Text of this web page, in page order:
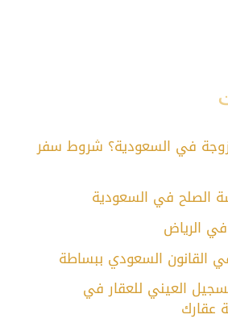
في السعودية؟ شروط سفر
في السعودية
الرياض
القانون السعودي ببساطة
العيني للعقار في
عقارك